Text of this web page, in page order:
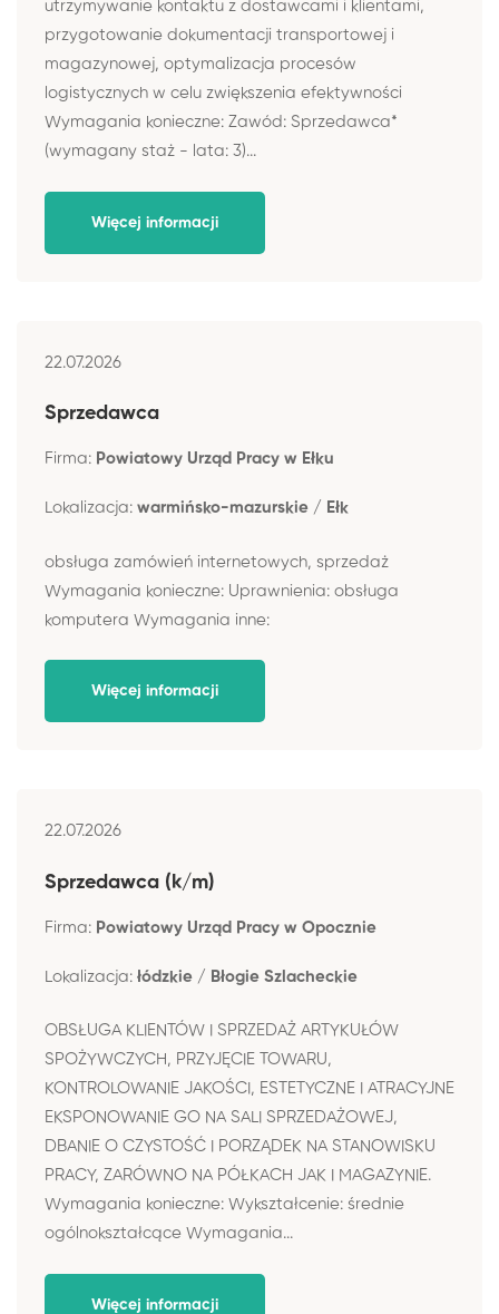
utrzymywanie kontaktu z dostawcami i klientami,
przygotowanie dokumentacji transportowej i
magazynowej, optymalizacja procesów
logistycznych w celu zwiększenia efektywności
Wymagania konieczne: Zawód: Sprzedawca*
(wymagany staż - lata: 3)...
Więcej informacji
22.07.2026
Sprzedawca
Firma: Powiatowy Urząd Pracy w Ełku
Lokalizacja: warmińsko-mazurskie / Ełk
obsługa zamówień internetowych, sprzedaż
Wymagania konieczne: Uprawnienia: obsługa
komputera Wymagania inne:
Więcej informacji
22.07.2026
Sprzedawca (k/m)
Firma: Powiatowy Urząd Pracy w Opocznie
Lokalizacja: łódzkie / Błogie Szlacheckie
OBSŁUGA KLIENTÓW I SPRZEDAŻ ARTYKUŁÓW
SPOŻYWCZYCH, PRZYJĘCIE TOWARU,
KONTROLOWANIE JAKOŚCI, ESTETYCZNE I ATRACYJNE
EKSPONOWANIE GO NA SALI SPRZEDAŻOWEJ,
DBANIE O CZYSTOŚĆ I PORZĄDEK NA STANOWISKU
PRACY, ZARÓWNO NA PÓŁKACH JAK I MAGAZYNIE.
Wymagania konieczne: Wykształcenie: średnie
ogólnokształcące Wymagania...
Więcej informacji